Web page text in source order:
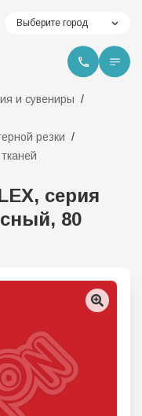
Выберите город
и сувениры
резки
серия
80